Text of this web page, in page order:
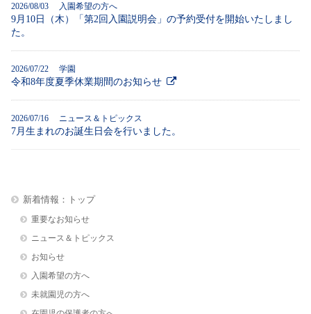
2026/08/03 入園希望の方へ
9月10日（木）「第2回入園説明会」の予約受付を開始いたしまし
た。
2026/07/22 学園
令和8年度夏季休業期間のお知らせ
2026/07/16 ニュース＆トピックス
7月生まれのお誕生日会を行いました。
新着情報：トップ
重要なお知らせ
ニュース＆トピックス
お知らせ
入園希望の方へ
未就園児の方へ